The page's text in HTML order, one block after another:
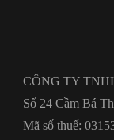
CÔNG TY
Số 24 Cầm Bá
Mã số thuế: